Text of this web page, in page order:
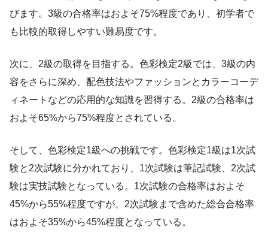
びます。3級の合格率はおよそ75%程度であり、初学者で
も比較的取得しやすい難易度です。
次に、2級の取得を目指する。色彩検定2級では、3級の内
容をさらに深め、配色技法やファッションとカラーコーデ
ィネートなどの応用的な知識を習得する。2級の合格率は
およそ65%から75%程度とされている。
そして、色彩検定1級への挑戦です。色彩検定1級は1次試
験と2次試験に分かれており、1次試験は筆記試験、2次試
験は実技試験となっている。1次試験の合格率はおよそ
45%から55%程度ですが、2次試験まで含めた総合合格率
はおよそ35%から45%程度となっている。